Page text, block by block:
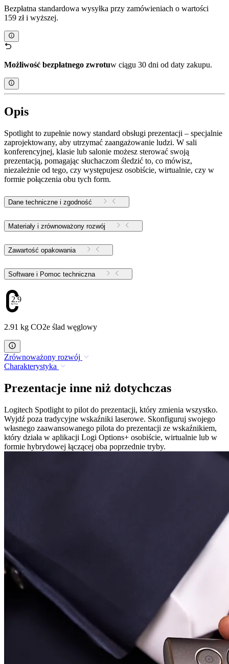
Bezpłatna standardowa wysyłka przy zamówieniach o wartości
159 zł i wyższej.
Możliwość bezpłatnego zwrotuw ciągu 30 dni od daty zakupu.
Opis
Spotlight to zupełnie nowy standard obsługi prezentacji – specjalnie
zaprojektowany, aby utrzymać zaangażowanie ludzi. W sali
konferencyjnej, klasie lub salonie możesz sterować swoją
prezentacją, pomagając słuchaczom śledzić to, co mówisz,
niezależnie od tego, czy występujesz osobiście, wirtualnie, czy w
formie połączenia obu tych form.
Dane techniczne i zgodność
Materiały i zrównoważony rozwój
Zawartość opakowania
Software i Pomoc techniczna
2.91
2.91 kg CO2e ślad węglowy
Zrównoważony rozwój
Charakterystyka
Prezentacje inne niż dotychczas
Logitech Spotlight to pilot do prezentacji, który zmienia wszystko.
Wyjdź poza tradycyjne wskaźniki laserowe. Skonfiguruj swojego
własnego zaawansowanego pilota do prezentacji ze wskaźnikiem,
który działa w aplikacji Logi Options+ osobiście, wirtualnie lub w
formie hybrydowej łączącej oba poprzednie tryby.